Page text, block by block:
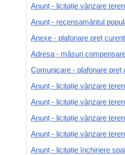
Anunț - licitație vânzare
Anunț - recensamântul
Anexe - plafonare preț
Adresa - măsuri
Comunicare - plafonare preț
Anunț - licitație vânzare
Anunț - licitație vânzare
Anunț - licitație vânzare
Anunț - licitație vânzare
Anunț - licitație închiriere